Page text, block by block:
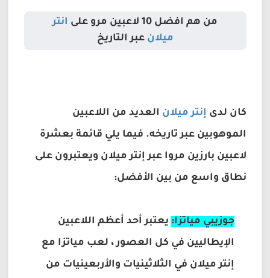
من هم افضل 10 لاعبين مرو على
انتر
ميلان عبر التاريخ
كان لدى إنتر ميلان العديد من اللاعبين
الموهوبين عبر تاريخه. فيما يلي قائمة بعشرة
لاعبين بارزين مروا عبر إنتر ميلان ويعتبرون على
نطاق واسع من بين الأفضل:
جوزيبي مياتزا: يعتبر أحد أعظم اللاعبين
الإيطاليين في كل العصور ، لعب مياتزا مع
إنتر ميلان في الثلاثينيات والأربعينيات من